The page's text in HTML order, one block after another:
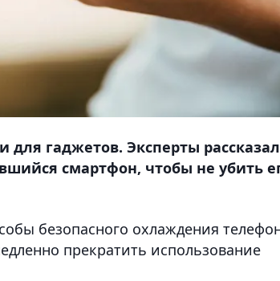
гаджетов. Эксперты
смартфон, чтобы не убить
безопасного охлаждения
прекратить использование